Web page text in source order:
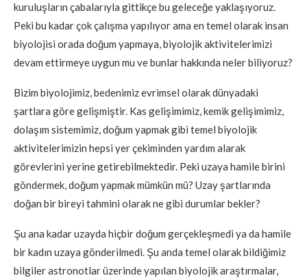
kuruluşların çabalarıyla gittikçe bu geleceğe yaklaşıyoruz.
Peki bu kadar çok çalışma yapılıyor ama en temel olarak insan
biyolojisi orada doğum yapmaya, biyolojik aktivitelerimizi
devam ettirmeye uygun mu ve bunlar hakkında neler biliyoruz?
Bizim biyolojimiz, bedenimiz evrimsel olarak dünyadaki
şartlara göre gelişmiştir. Kas gelişimimiz, kemik gelişimimiz,
dolaşım sistemimiz, doğum yapmak gibi temel biyolojik
aktivitelerimizin hepsi yer çekiminden yardım alarak
görevlerini yerine getirebilmektedir. Peki uzaya hamile birini
göndermek, doğum yapmak mümkün mü? Uzay şartlarında
doğan bir bireyi tahmini olarak ne gibi durumlar bekler?
Şu ana kadar uzayda hiçbir doğum gerçekleşmedi ya da hamile
bir kadın uzaya gönderilmedi. Şu anda temel olarak bildiğimiz
bilgiler astronotlar üzerinde yapılan biyolojik araştırmalar,